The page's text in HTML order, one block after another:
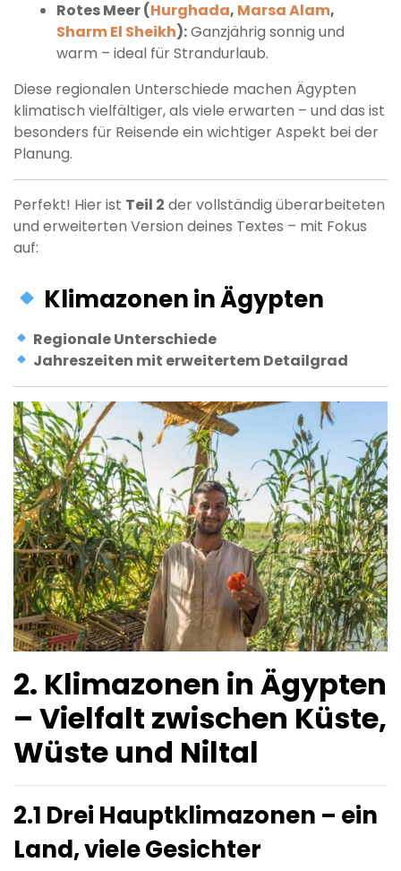
Rotes Meer (Hurghada, Marsa Alam,
Sharm El Sheikh):Ganzjährig sonnig und
warm – ideal für Strandurlaub.
Diese regionalen Unterschiede machen Ägypten
klimatisch vielfältiger, als viele erwarten – und das ist
besonders für Reisende ein wichtiger Aspekt bei der
Planung.
Perfekt! Hier ist Teil 2 der vollständig überarbeiteten
und erweiterten Version deines Textes – mit Fokus
auf:
Klimazonen in Ägypten
Regionale Unterschiede
Jahreszeiten mit erweitertem Detailgrad
2. Klimazonen in Ägypten
– Vielfalt zwischen Küste,
Wüste und Niltal
2.1 Drei Hauptklimazonen – ein
Land, viele Gesichter